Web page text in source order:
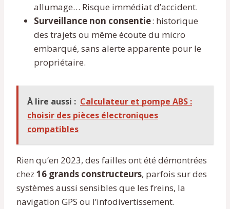
allumage… Risque immédiat d’accident.
Surveillance non consentie: historique
des trajets ou même écoute du micro
embarqué, sans alerte apparente pour le
propriétaire.
À lire aussi : Calculateur et pompe ABS :
choisir des pièces électroniques
compatibles
Rien qu’en 2023, des failles ont été démontrées
chez 16 grands constructeurs, parfois sur des
systèmes aussi sensibles que les freins, la
navigation GPS ou l’infodivertissement.